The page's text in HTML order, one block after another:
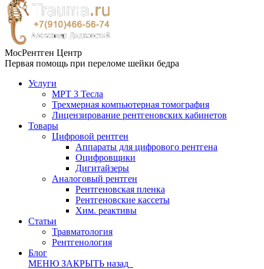
МосРентген Центр
Первая помощь при переломе шейки бедра
Услуги
МРТ 3 Тесла
Трехмерная компьютерная томография
Лицензирование рентгеновских кабинетов
Товары
Цифровой рентген
Аппараты для цифрового рентгена
Оцифровщики
Дигитайзеры
Аналоговый рентген
Рентгеновская пленка
Рентгеновские кассеты
Хим. реактивы
Статьи
Травматология
Рентгенология
Блог
МЕНЮ ЗАКРЫТЬ назад